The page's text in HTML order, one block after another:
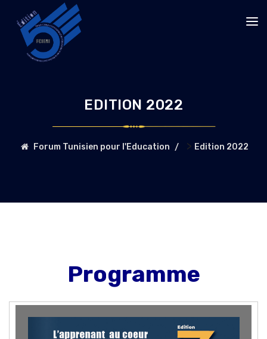
EDITION 2022
Forum Tunisien pour l'Education > Edition 2022
Programme